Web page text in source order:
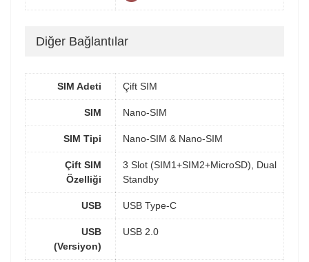
Diğer Bağlantılar
SIM Adeti Çift SIM
SIM Nano-SIM
SIM Tipi Nano-SIM & Nano-SIM
Çift SIM
Özelliği
3 Slot (SIM1+SIM2+MicroSD), Dual
Standby
USB USB Type-C
USB
(Versiyon)
USB 2.0